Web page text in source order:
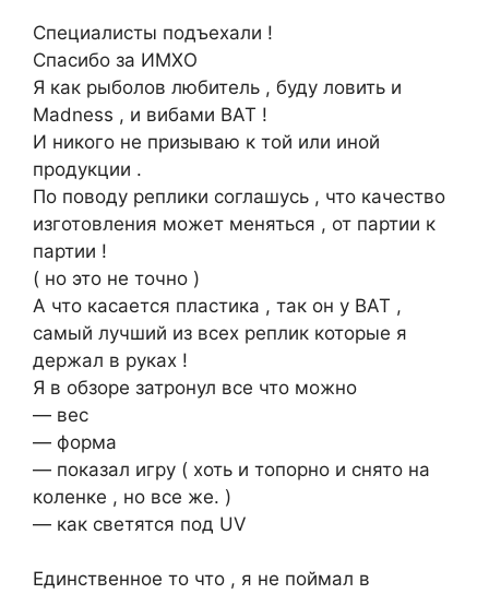
Специалисты подъехали !
Спасибо за ИМХО
Я как рыболов любитель , буду ловить и
Madness , и вибами BAT !
И никого не призываю к той или иной
продукции .
По поводу реплики соглашусь , что качество
изготовления может меняться , от партии к
партии !
( но это не точно )
А что касается пластика , так он у BAT ,
самый лучший из всех реплик которые я
держал в руках !
Я в обзоре затронул все что можно
— вес
— форма
— показал игру ( хоть и топорно и снято на
коленке , но все же. )
— как светятся под UV
Единственное то что , я не поймал в